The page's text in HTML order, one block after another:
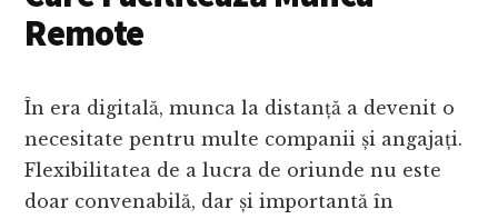
Remote
În era digitală, munca la distanță a devenit o
necesitate pentru multe companii și angajați.
Flexibilitatea de a lucra de oriunde nu este
doar convenabilă, dar și importantă în